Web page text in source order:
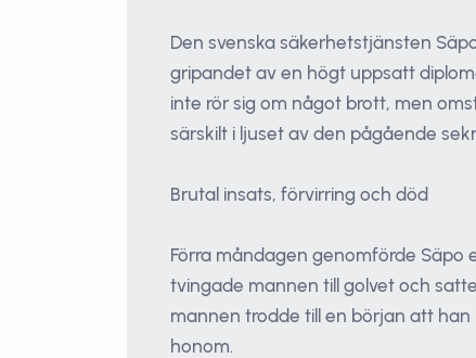
Den svenska säkerhetstjänsten
gripandet av en högt uppsatt
inte rör sig om något brott, men
särskilt i ljuset av den pågående
Brutal insats, förvirring och död
Förra måndagen genomförde Säpo
tvingade mannen till golvet och
mannen trodde till en början att
honom.